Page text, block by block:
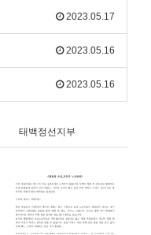
2023.05.17
2023.05.16
2023.05.16
태백정선지부